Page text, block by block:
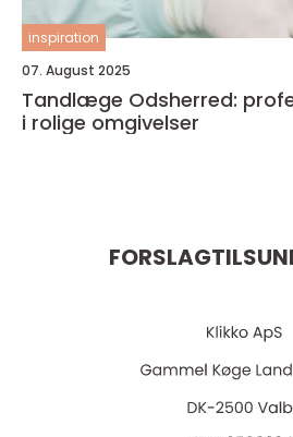
inspiration
07. August 2025
Tandlæge Odsherred:
i rolige omgivelser